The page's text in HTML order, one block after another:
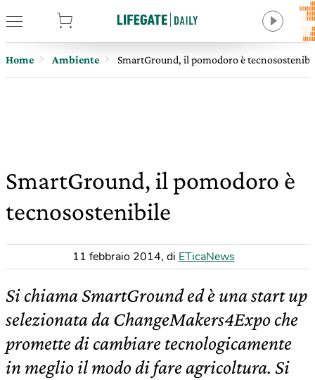
Home Ambiente SmartGround, il pomodoro è
SmartGround, il pomodoro è
tecnosostenibile
11 febbraio 2014, di ETicaNews
Si chiama SmartGround ed è una start up
selezionata da ChangeMakers4Expo che
promette di cambiare tecnologicamente
in meglio il modo di fare agricoltura. Si